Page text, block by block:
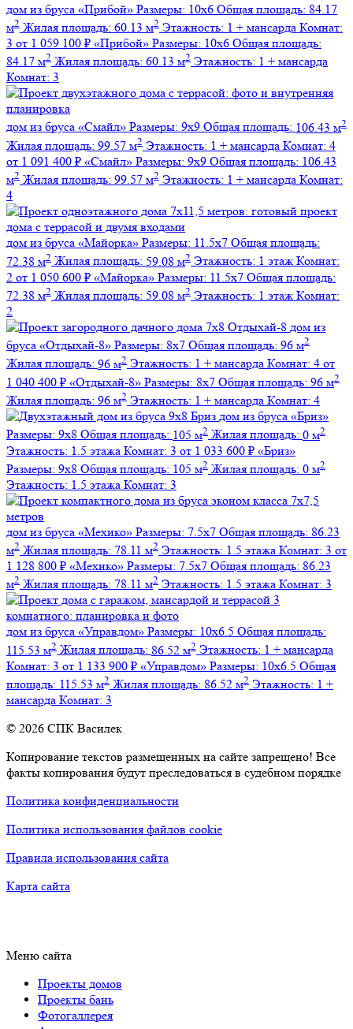
дом из бруса «Прибой» Размеры: 10х6 Общая площадь: 84.17
м2 Жилая площадь: 60.13 м2 Этажность: 1 + мансарда Комнат:
3 от 1 059 100 ₽ «Прибой» Размеры: 10х6 Общая площадь:
84.17 м2 Жилая площадь: 60.13 м2 Этажность: 1 + мансарда
Комнат: 3
дом из бруса «Смайл» Размеры: 9х9 Общая площадь: 106.43 м2
Жилая площадь: 99.57 м2 Этажность: 1 + мансарда Комнат: 4
от 1 091 400 ₽ «Смайл» Размеры: 9х9 Общая площадь: 106.43
м2 Жилая площадь: 99.57 м2 Этажность: 1 + мансарда Комнат:
4
дом из бруса «Майорка» Размеры: 11.5х7 Общая площадь:
72.38 м2 Жилая площадь: 59.08 м2 Этажность: 1 этаж Комнат:
2 от 1 050 600 ₽ «Майорка» Размеры: 11.5х7 Общая площадь:
72.38 м2 Жилая площадь: 59.08 м2 Этажность: 1 этаж Комнат:
2
дом из
бруса «Отдыхай-8» Размеры: 8х7 Общая площадь: 96 м2
Жилая площадь: 96 м2 Этажность: 1 + мансарда Комнат: 4 от
1 040 400 ₽ «Отдыхай-8» Размеры: 8х7 Общая площадь: 96 м2
Жилая площадь: 96 м2 Этажность: 1 + мансарда Комнат: 4
дом из бруса «Бриз»
Размеры: 9х8 Общая площадь: 105 м2 Жилая площадь: 0 м2
Этажность: 1.5 этажа Комнат: 3 от 1 033 600 ₽ «Бриз»
Размеры: 9х8 Общая площадь: 105 м2 Жилая площадь: 0 м2
Этажность: 1.5 этажа Комнат: 3
дом из бруса «Мехико» Размеры: 7.5х7 Общая площадь: 86.23
м2 Жилая площадь: 78.11 м2 Этажность: 1.5 этажа Комнат: 3 от
1 128 800 ₽ «Мехико» Размеры: 7.5х7 Общая площадь: 86.23
м2 Жилая площадь: 78.11 м2 Этажность: 1.5 этажа Комнат: 3
дом из бруса «Управдом» Размеры: 10х6.5 Общая площадь:
115.53 м2 Жилая площадь: 86.52 м2 Этажность: 1 + мансарда
Комнат: 3 от 1 133 900 ₽ «Управдом» Размеры: 10х6.5 Общая
площадь: 115.53 м2 Жилая площадь: 86.52 м2 Этажность: 1 +
мансарда Комнат: 3
© 2026 СПК Василек
Копирование текстов размещенных на сайте запрещено! Все
факты копирования будут преследоваться в судебном порядке
Политика конфиденциальности
Политика использования файлов cookie
Правила использования сайта
Карта сайта
Меню сайта
Проекты домов
Проекты бань
Фотогаллерея